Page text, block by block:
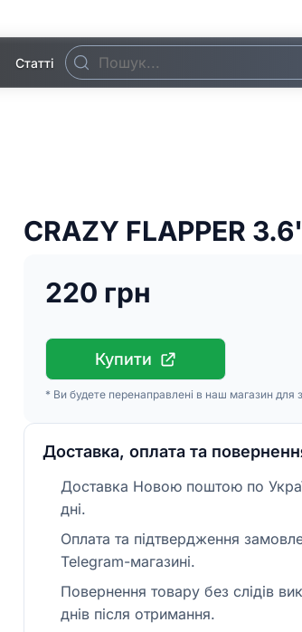
Статті
CRAZY FLAPPER
220 грн
Купити
* Ви будете перенаправлені в наш магазин для
Доставка, оплата та
Доставка Новою поштою по
дні.
Оплата та підтвердження
Telegram-магазині.
Повернення товару без слідів
днів після отримання.